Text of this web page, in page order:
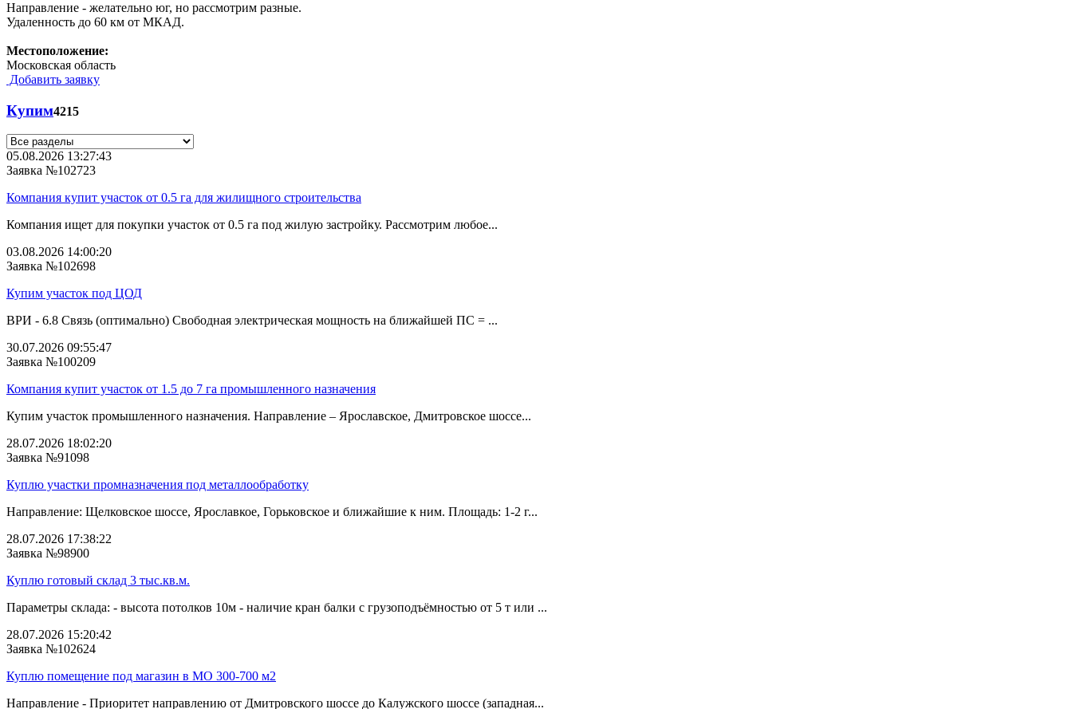
Направление - желательно юг, но рассмотрим разные.
Удаленность до 60 км от МКАД.
Местоположение:
Московская область
Добавить заявку
Купим4215
05.08.2026 13:27:43
Заявка №102723
Компания купит участок от 0.5 га для жилищного строительства
Компания ищет для покупки участок от 0.5 га под жилую застройку. Рассмотрим любое...
03.08.2026 14:00:20
Заявка №102698
Купим участок под ЦОД
ВРИ - 6.8 Связь (оптимально) Свободная электрическая мощность на ближайшей ПС = ...
30.07.2026 09:55:47
Заявка №100209
Компания купит участок от 1.5 до 7 га промышленного назначения
Купим участок промышленного назначения. Направление – Ярославское, Дмитровское шоссе...
28.07.2026 18:02:20
Заявка №91098
Куплю участки промназначения под металлообработку
Направление: Щелковское шоссе, Ярославкое, Горьковское и ближайшие к ним. Площадь: 1-2 г...
28.07.2026 17:38:22
Заявка №98900
Куплю готовый склад 3 тыс.кв.м.
Параметры склада: - высота потолков 10м - наличие кран балки с грузоподъёмностью от 5 т или ...
28.07.2026 15:20:42
Заявка №102624
Куплю помещение под магазин в МО 300-700 м2
Направление - Приоритет направлению от Дмитровского шоссе до Калужского шоссе (западная...